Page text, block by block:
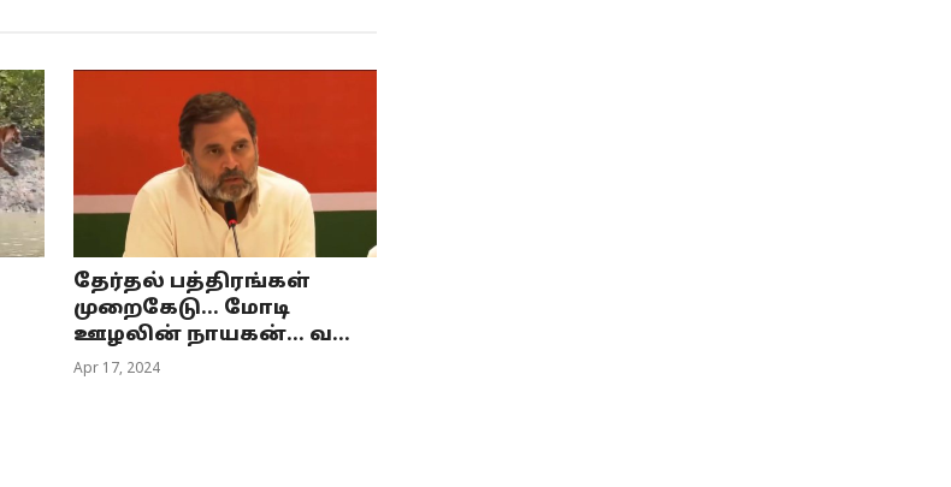
தேர்தல் பத்திரங்கள்
முறைகேடு... மோடி
ஊழலின் நாயகன்... வ...
Apr 17, 2024